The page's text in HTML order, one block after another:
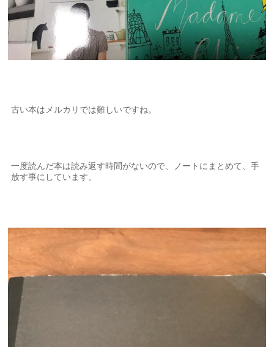
古い本はメルカリでは難しいですね。
一度読んだ本は読み返す時間がないので、ノートにまとめて、手
放す事にしています。